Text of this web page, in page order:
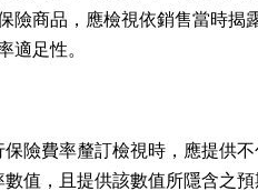
保險商品，應檢視依銷售當時揭
適足性。
險費率釐訂檢視時，應提供
率數值，且提供該數值所隱含之